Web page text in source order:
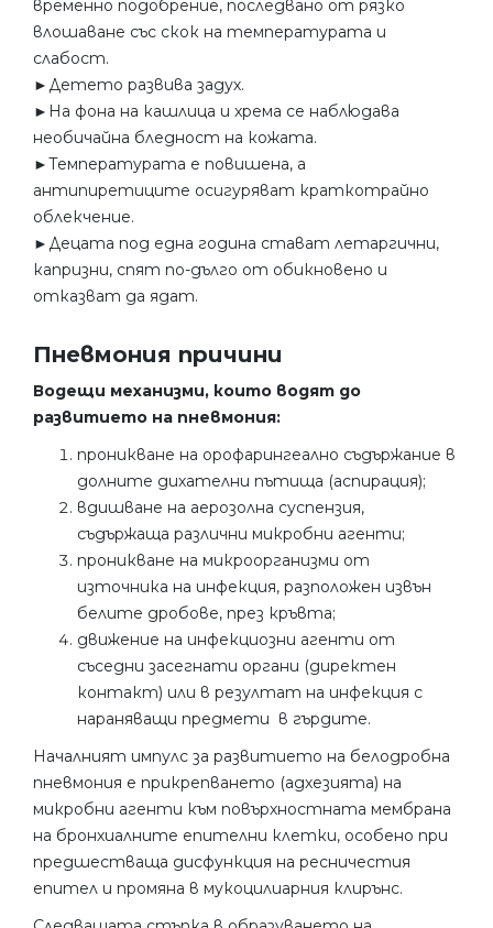
временно подобрение, последвано от рязко
влошаване със скок на температурата и
слабост.
►Детето развива задух.
►На фона на кашлица и хрема се наблюдава
необичайна бледност на кожата.
►Температурата е повишена, а
антипиретиците осигуряват краткотрайно
облекчение.
►Децата под една година стават летаргични,
капризни, спят по-дълго от обикновено и
отказват да ядат.
Пневмония причини
Водещи механизми, които водят до
развитието на пневмония:
проникване на орофарингеално съдържание в
долните дихателни пътища (аспирация);
вдишване на аерозолна суспензия,
съдържаща различни микробни агенти;
проникване на микроорганизми от
източника на инфекция, разположен извън
белите дробове, през кръвта;
движение на инфекциозни агенти от
съседни засегнати органи (директен
контакт) или в резултат на инфекция с
нараняващи предмети в гърдите.
Началният импулс за развитието на белодробна
пневмония е прикрепването (адхезията) на
микробни агенти към повърхностната мембрана
на бронхиалните епителни клетки, особено при
предшестваща дисфункция на ресничестия
епител и промяна в мукоцилиарния клирънс.